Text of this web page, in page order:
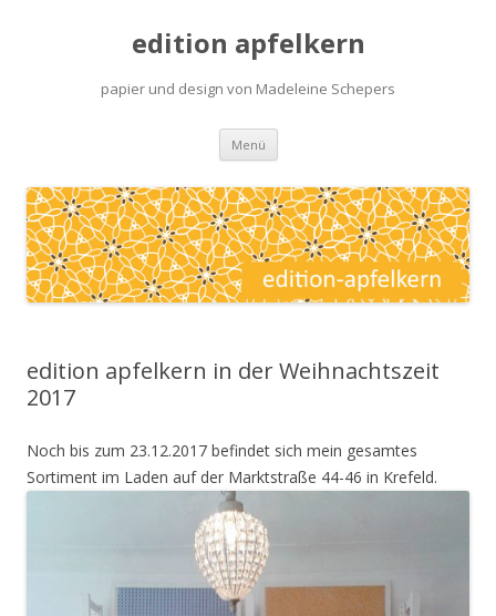
edition apfelkern
papier und design von Madeleine Schepers
Menü Zum
springen
edition apfelkern in der Weihnachtszeit
2017
Noch bis zum 23.12.2017 befindet sich mein gesamtes
Sortiment im Laden auf der Marktstraße 44-46 in Krefeld.